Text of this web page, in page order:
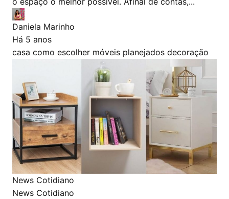
Daniela Marinho
Há 5 anos
casa como escolher móveis planejados decoração
News Cotidiano
News Cotidiano